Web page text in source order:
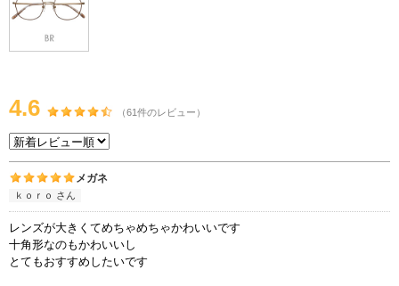
4.6 （61件のレビュー）
メガネ
ｋｏｒｏ さん
レンズが大きくてめちゃめちゃかわいいです
十角形なのもかわいいし
とてもおすすめしたいです